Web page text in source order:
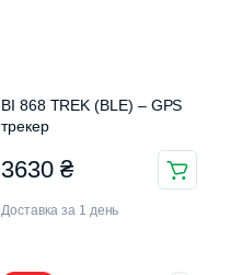
BI 868 TREK (BLE) – GPS
трекер
3630 ₴
Доставка за 1 день